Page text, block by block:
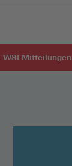
WSI-Mitteilungen